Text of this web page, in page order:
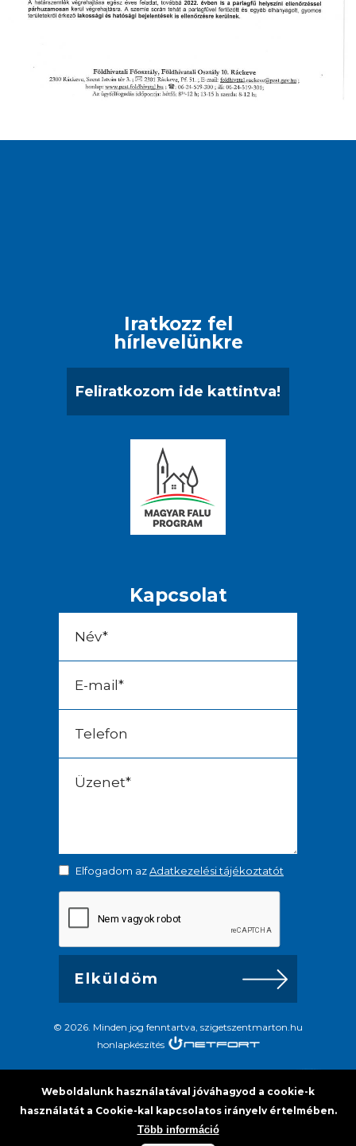
Iratkozz fel
hírlevelünkre
Feliratkozom ide kattintva!
Kapcsolat
Elfogadom azAdatkezelési tájékoztatót
© 2026. Minden jog fenntartva, szigetszentmarton.hu
honlapkészítés
Weboldalunk használatával jóváhagyod a cookie-k
használatát a Cookie-kal kapcsolatos irányelv értelmében.
Több információ